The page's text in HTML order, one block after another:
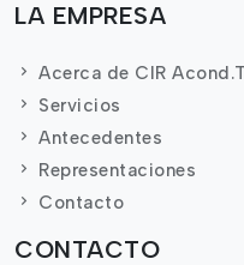
LA EMPRESA
Acerca de CIR
Servicios
Antecedentes
Representaciones
Contacto
CONTACTO